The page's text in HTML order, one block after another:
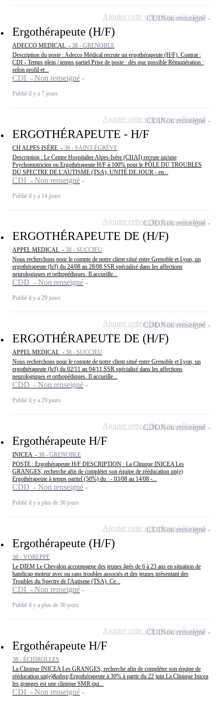
Ergothérapeute (H/F)
ADECCO MEDICAL - 38 - GRENOBLE
Description du poste : Adecco Médical recrute un ergothérapeute (H/F). Contrat :
CDI - Temps plein / temps partiel Prise de poste : dès que possible Rémunération :
selon profil et...
CDI - Non renseigné
Publié il y a 7 jours
CDINon renseigné
Ajouter cette offre à ma sélection
ERGOTHÉRAPEUTE - H/F
CH ALPES ISÈRE - 38 - SAINT-ÉGRÈVE
Description : Le Centre Hospitalier Alpes-Isère (CHAI) recrute un/une
Psychomotricien ou Ergothérapeute H/F à 100% pour le PÔLE DU TROUBLES
DU SPECTRE DE L'AUTISME (TSA), UNITÉ DE JOUR - en...
CDI - Non renseigné
Publié il y a 14 jours
CDINon renseigné
Ajouter cette offre à ma sélection
ERGOTHÉRAPEUTE DE (H/F)
APPEL MEDICAL - 38 - SUCCIEU
Nous recherchons pour le compte de notre client situé entre Grenoble et Lyon, un
ergothérapeute (h/f) du 24/08 au 28/08.SSR spécialisé dans les affections
neurologiques et orthopédiques. Il accueille...
CDD - Non renseigné
Publié il y a 29 jours
CDDNon renseigné
Ajouter cette offre à ma sélection
ERGOTHÉRAPEUTE DE (H/F)
APPEL MEDICAL - 38 - SUCCIEU
Nous recherchons pour le compte de notre client situé entre Grenoble et Lyon, un
ergothérapeute (h/f) du 02/11 au 04/11.SSR spécialisé dans les affections
neurologiques et orthopédiques. Il accueille...
CDD - Non renseigné
Publié il y a 29 jours
CDDNon renseigné
Ajouter cette offre à ma sélection
Ergothérapeute H/F
INICEA - 38 - GRENOBLE
POSTE : Ergothérapeute H/F DESCRIPTION : La Clinique INICEA Les
GRANGES, recherche afin de compléter son équipe de rééducation un(e)
Ergothérapeute à temps partiel (50%) du : - 03/08 au 14/08 -...
CDD - Non renseigné
Publié il y a plus de 30 jours
CDDNon renseigné
Ajouter cette offre à ma sélection
Ergothérapeute (H/F)
38 - VOREPPE
Le DIEM Le Chevalon accompagne des jeunes âgés de 6 à 23 ans en situation de
handicap moteur avec ou sans troubles associés et des jeunes présentant des
Troubles du Spectre de l'Autisme (TSA). Ce...
CDI - Non renseigné
Publié il y a plus de 30 jours
CDINon renseigné
Ajouter cette offre à ma sélection
Ergothérapeute H/F
38 - ÉCHIROLLES
La Clinique INICEA Les GRANGES, recherche afin de compléter son équipe de
rééducation un(e)&nbsp;Ergothérapeute à 30% à partir du 22 juin La Clinique Inicea
les granges est une clinique SMR qui...
CDI - Non renseigné
CDINon renseigné
Ajouter cette offre à ma sélection